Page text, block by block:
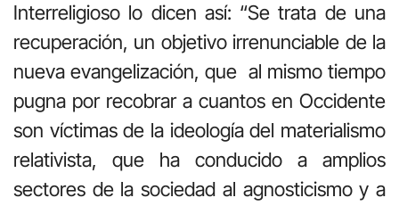
Interreligioso lo dicen así: “Se trata de una
recuperación, un objetivo irrenunciable de la
nueva evangelización, que al mismo tiempo
pugna por recobrar a cuantos en Occidente
son víctimas de la ideología del materialismo
relativista, que ha conducido a amplios
sectores de la sociedad al agnosticismo y a